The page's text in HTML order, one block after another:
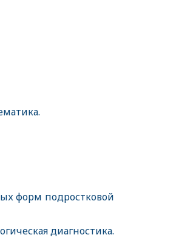
форм подростковой
диагностика.